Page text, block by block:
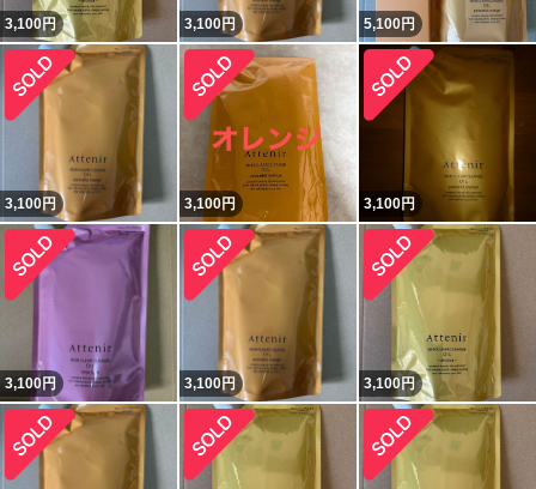
3,100円 3,100円 5,100円
3,100円 3,100円 3,100円
3,100円 3,100円 3,100円